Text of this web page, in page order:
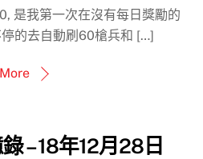
是我第一次在沒有每日獎勵的
的去自動刷60槍兵和 […]
More
– 18年12月28日